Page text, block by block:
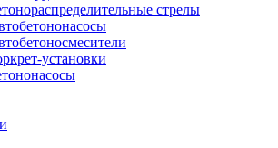
стрелы
установки